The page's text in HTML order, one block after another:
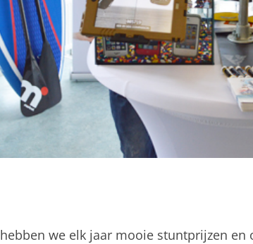
we elk jaar mooie stuntprijzen en